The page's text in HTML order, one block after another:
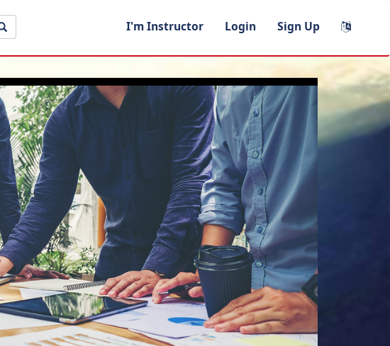
I'm Instructor Login Sign Up